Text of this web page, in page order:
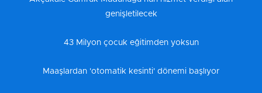
genişletilecek
43 Milyon çocuk eğitimden yoksun
Maaşlardan 'otomatik kesinti' dönemi başlıyor